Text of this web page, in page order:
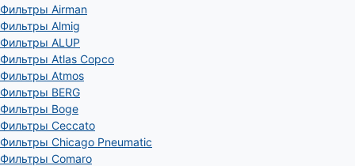
Фильтры Airman
Фильтры Almig
Фильтры ALUP
Фильтры Atlas Copco
Фильтры Atmos
Фильтры BERG
Фильтры Boge
Фильтры Ceccato
Фильтры Chicago Pneumatic
Фильтры Comaro